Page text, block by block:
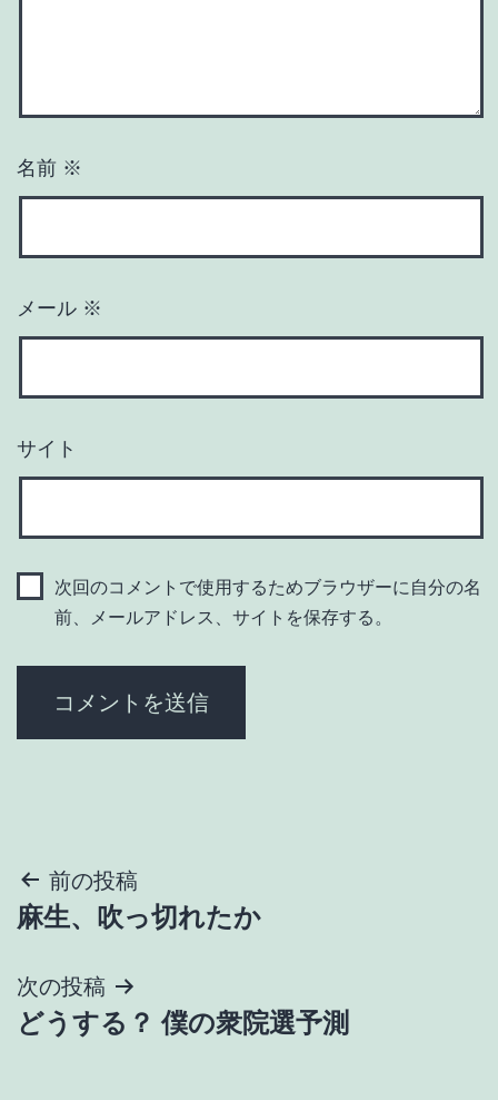
名前 ※
メール ※
サイト
次回のコメントで使用するためブラウザーに自分の名
前、メールアドレス、サイトを保存する。
投
稿
ナ
ビ
前の投稿
麻生、吹っ切れたか
次の投稿
どうする？ 僕の衆院選予測